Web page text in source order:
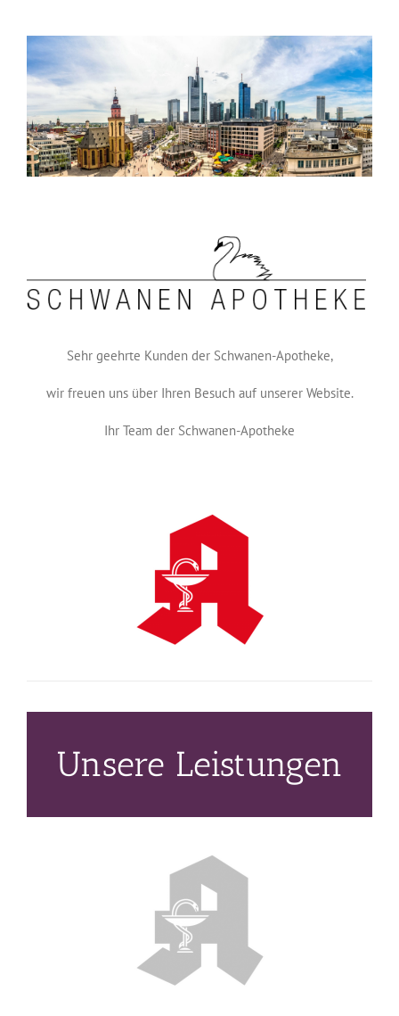
springen
Sehr geehrte Kunden der Schwanen-Apotheke,
wir freuen uns über Ihren Besuch auf unserer Website.
Ihr Team der Schwanen-Apotheke
Unsere Leistungen